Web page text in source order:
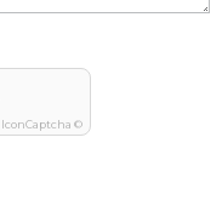
IconCaptcha ©